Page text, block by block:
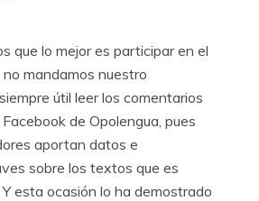
que lo mejor es participar en el
mandamos nuestro
útil leer los comentarios
de Opolengua, pues
aportan datos e
sobre los textos que es
esta ocasión lo ha demostrado